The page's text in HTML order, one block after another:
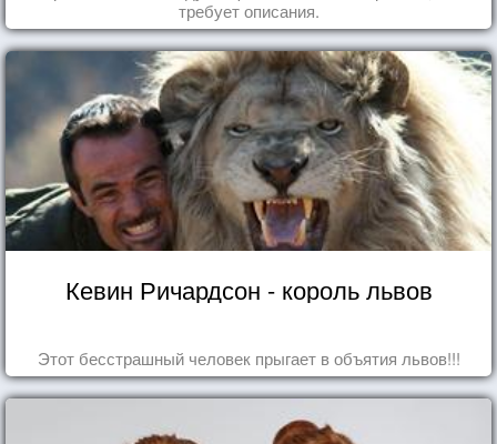
требует описания.
Кевин Ричардсон - король львов
Этот бесстрашный человек прыгает в объятия львов!!!